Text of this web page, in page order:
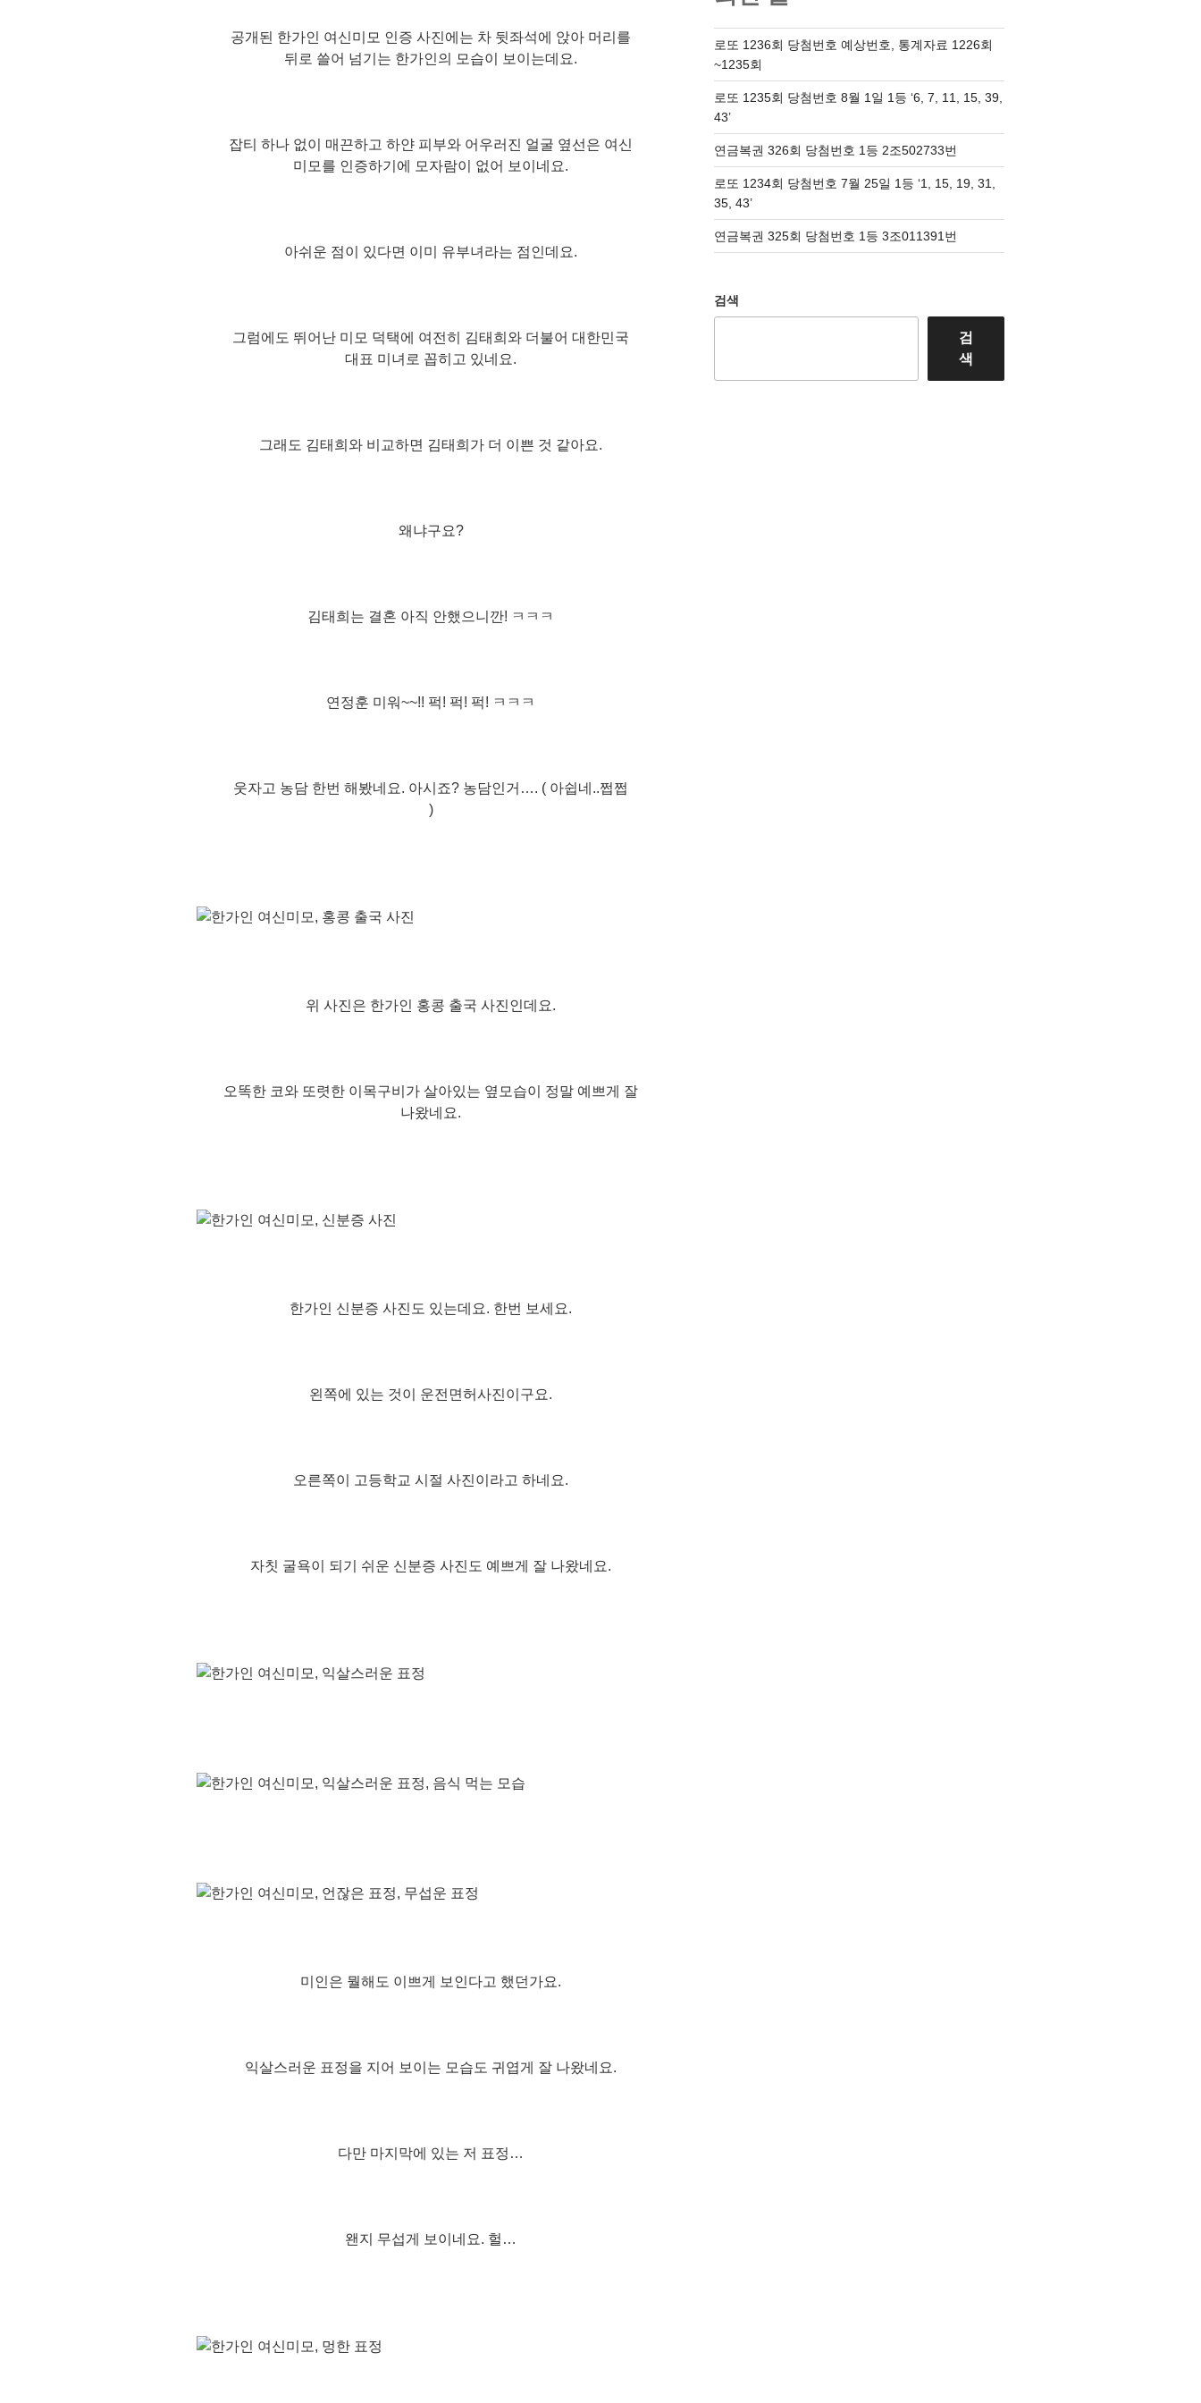
공개된 한가인 여신미모 인증 사진에는 차 뒷좌석에 앉아 머리를
뒤로 쓸어 넘기는 한가인의 모습이 보이는데요.
잡티 하나 없이 매끈하고 하얀 피부와 어우러진 얼굴 옆선은 여신
미모를 인증하기에 모자람이 없어 보이네요.
아쉬운 점이 있다면 이미 유부녀라는 점인데요.
그럼에도 뛰어난 미모 덕택에 여전히 김태희와 더불어 대한민국
대표 미녀로 꼽히고 있네요.
그래도 김태희와 비교하면 김태희가 더 이쁜 것 같아요.
왜냐구요?
김태희는 결혼 아직 안했으니깐! ㅋㅋㅋ
연정훈 미워~~!! 퍽! 퍽! 퍽! ㅋㅋㅋ
웃자고 농담 한번 해봤네요. 아시죠? 농담인거…. ( 아쉽네..쩝쩝
)
위 사진은 한가인 홍콩 출국 사진인데요.
오똑한 코와 또렷한 이목구비가 살아있는 옆모습이 정말 예쁘게 잘
나왔네요.
한가인 신분증 사진도 있는데요. 한번 보세요.
왼쪽에 있는 것이 운전면허사진이구요.
오른쪽이 고등학교 시절 사진이라고 하네요.
자칫 굴욕이 되기 쉬운 신분증 사진도 예쁘게 잘 나왔네요.
미인은 뭘해도 이쁘게 보인다고 했던가요.
익살스러운 표정을 지어 보이는 모습도 귀엽게 잘 나왔네요.
다만 마지막에 있는 저 표정…
왠지 무섭게 보이네요. 헐…
로또 1236회 당첨번호 예상번호, 통계자료 1226회
~1235회
로또 1235회 당첨번호 8월 1일 1등 ‘6, 7, 11, 15, 39,
43’
연금복권 326회 당첨번호 1등 2조502733번
로또 1234회 당첨번호 7월 25일 1등 ‘1, 15, 19, 31,
35, 43’
연금복권 325회 당첨번호 1등 3조011391번
검색
검
색